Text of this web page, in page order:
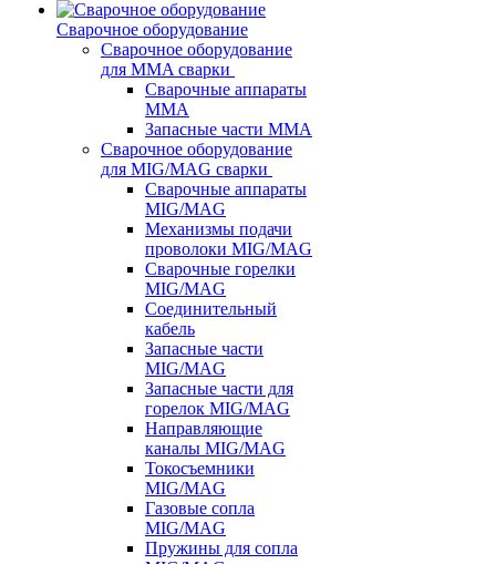
Сварочное оборудование
Сварочное оборудование
для MMA сварки
Сварочные аппараты
MMA
Запасные части MMA
Сварочное оборудование
для MIG/MAG сварки
Сварочные аппараты
MIG/MAG
Механизмы подачи
проволоки MIG/MAG
Сварочные горелки
MIG/MAG
Соединительный
кабель
Запасные части
MIG/MAG
Запасные части для
горелок MIG/MAG
Направляющие
каналы MIG/MAG
Токосъемники
MIG/MAG
Газовые сопла
MIG/MAG
Пружины для сопла